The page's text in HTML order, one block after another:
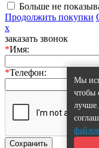
Мы
чтобы
Больше не
Продолжить покупки
x
заказать звонок
*Имя:
*Телефон:
Сохранить